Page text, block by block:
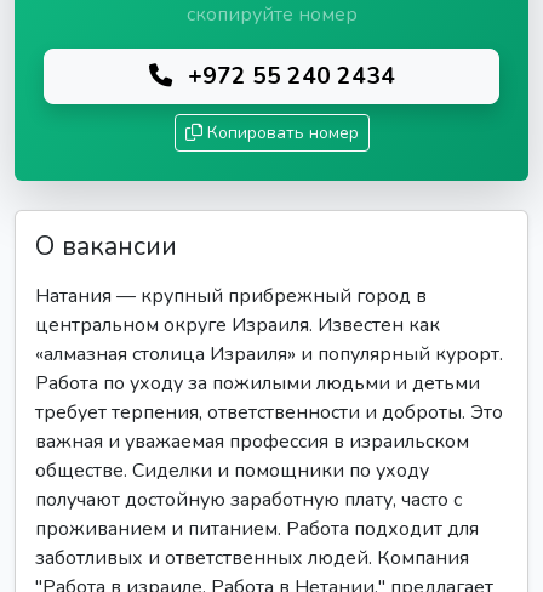
скопируйте номер
+972 55 240 2434
Копировать номер
О вакансии
Натания — крупный прибрежный город в
центральном округе Израиля. Известен как
«алмазная столица Израиля» и популярный курорт.
Работа по уходу за пожилыми людьми и детьми
требует терпения, ответственности и доброты. Это
важная и уважаемая профессия в израильском
обществе. Сиделки и помощники по уходу
получают достойную заработную плату, часто с
проживанием и питанием. Работа подходит для
заботливых и ответственных людей. Компания